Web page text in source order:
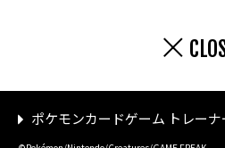
ポケモンカードゲーム トレー